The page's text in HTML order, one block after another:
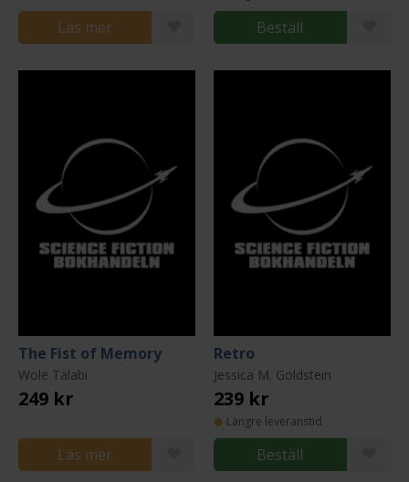
Läs mer Beställ
The Fist of Memory
Wole Talabi
249 kr
Läs mer
Retro
Jessica M. Goldstein
239 kr
Längre leveranstid
Beställ